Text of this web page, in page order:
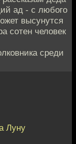
ад - с любого
высунутся
сотен человек
среди
Луну